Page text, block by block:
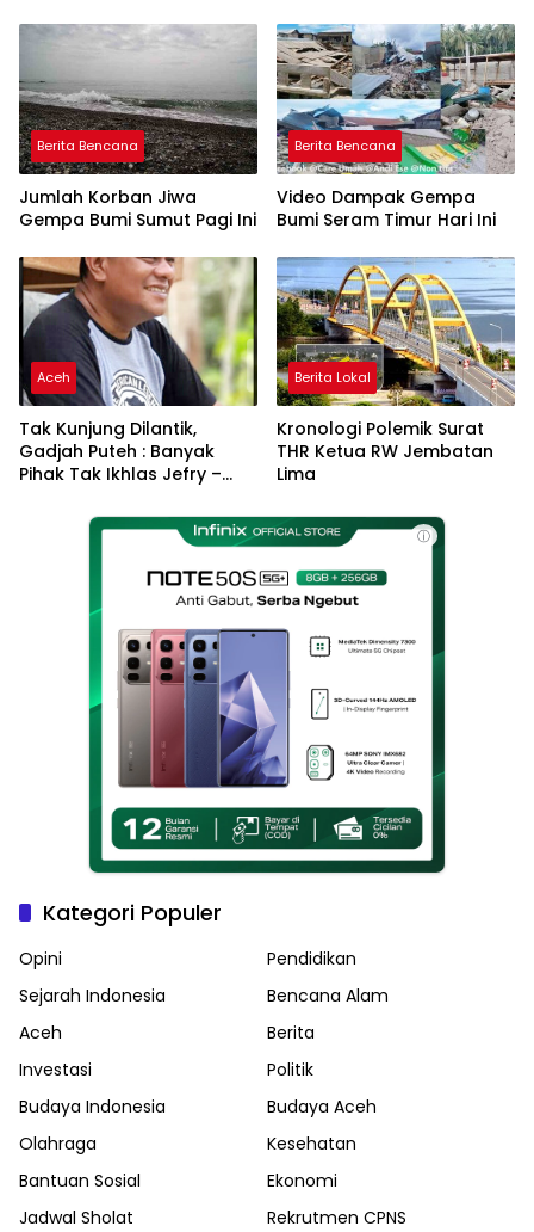
DAS
Berita Bencana
Jumlah Korban Jiwa
Gempa Bumi Sumut Pagi Ini
Berita Bencana
Video Dampak Gempa
Bumi Seram Timur Hari Ini
Aceh
Tak Kunjung Dilantik,
Gadjah Puteh : Banyak
Pihak Tak Ikhlas Jefry –
Berita Lokal
Kronologi Polemik Surat
THR Ketua RW Jembatan
Lima
ⓘ
Kategori Populer
Opini
Pendidikan
Sejarah Indonesia
Bencana Alam
Aceh
Berita
Investasi
Politik
Budaya Indonesia
Budaya Aceh
Olahraga
Kesehatan
Bantuan Sosial
Ekonomi
Jadwal Sholat
Rekrutmen CPNS